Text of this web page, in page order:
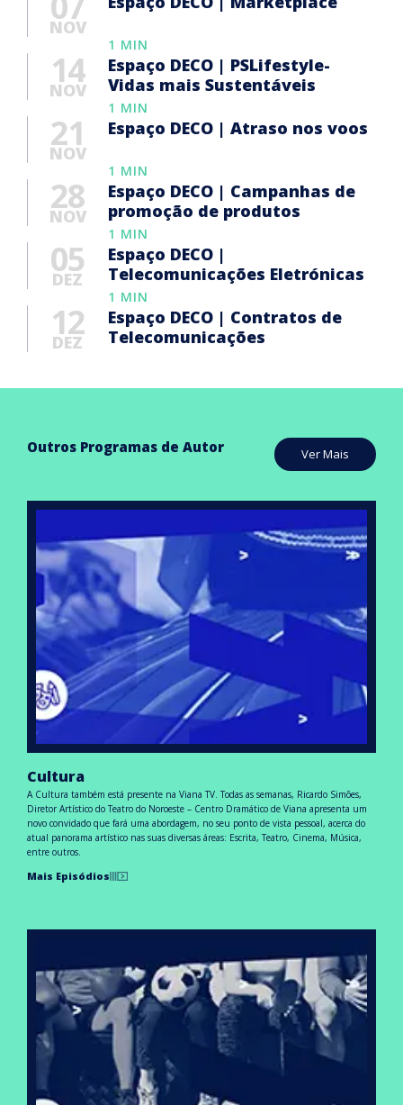
NOV
1 MIN
14
NOV
Espaço DECO | PSLifestyle-
Vidas mais Sustentáveis
1 MIN
21
NOV
Espaço DECO | Atraso nos voos
1 MIN
28
NOV
Espaço DECO | Campanhas de
promoção de produtos
1 MIN
05
DEZ
Espaço DECO |
Telecomunicações Eletrónicas
1 MIN
12
DEZ
Espaço DECO | Contratos de
Telecomunicações
Outros Programas de Autor Ver Mais
Cultura
A Cultura também está presente na Viana TV. Todas as semanas, Ricardo Simões,
Diretor Artístico do Teatro do Noroeste – Centro Dramático de Viana apresenta um
novo convidado que fará uma abordagem, no seu ponto de vista pessoal, acerca do
atual panorama artístico nas suas diversas áreas: Escrita, Teatro, Cinema, Música,
entre outros.
Mais Episódios